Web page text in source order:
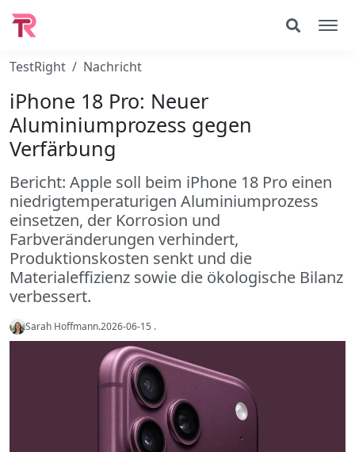
TestRight Nachricht
iPhone 18 Pro: Neuer
Aluminiumprozess gegen
Verfärbung
Bericht: Apple soll beim iPhone 18 Pro einen
niedrigtemperaturigen Aluminiumprozess
einsetzen, der Korrosion und
Farbveränderungen verhindert,
Produktionskosten senkt und die
Materialeffizienz sowie die ökologische Bilanz
verbessert.
Sarah Hoffmann.2026-06-15 .